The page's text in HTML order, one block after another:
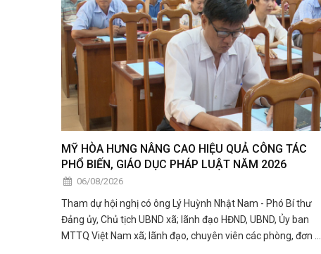
MỸ HÒA HƯNG NÂNG CAO HIỆU QUẢ CÔNG TÁC
PHỔ BIẾN, GIÁO DỤC PHÁP LUẬT NĂM 2026
06/08/2026
Tham dự hội nghị có ông Lý Huỳnh Nhật Nam - Phó Bí thư
Đảng ủy, Chủ tịch UBND xã; lãnh đạo HĐND, UBND, Ủy ban
MTTQ Việt Nam xã; lãnh đạo, chuyên viên các phòng, đơn vị